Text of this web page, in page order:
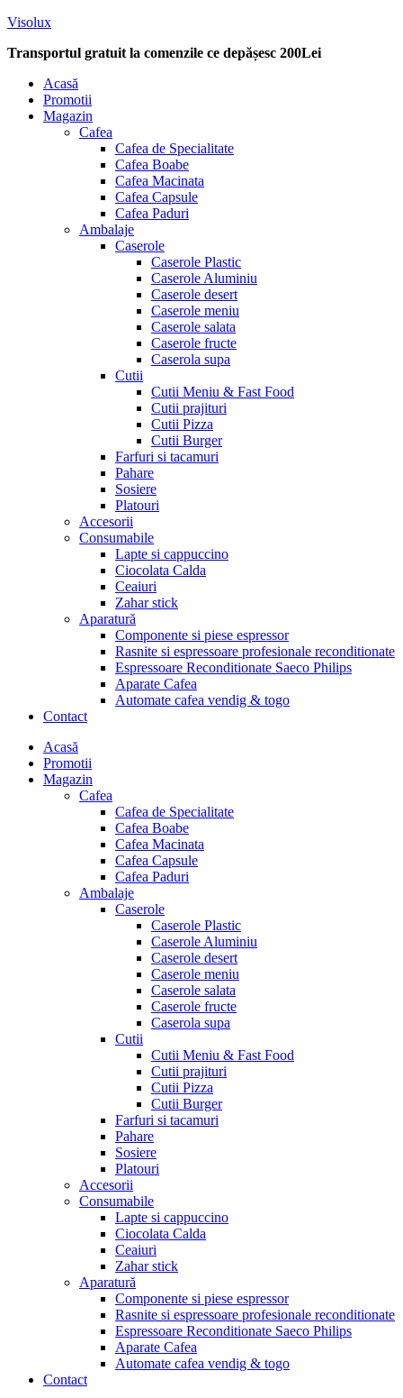
Visolux
Transportul gratuit la comenzile ce depășesc 200Lei
Menu
Acasă
Promotii
Magazin
Cafea
Cafea de Specialitate
Cafea Boabe
Cafea Macinata
Cafea Capsule
Cafea Paduri
Ambalaje
Caserole
Caserole Plastic
Caserole Aluminiu
Caserole desert
Caserole meniu
Caserole salata
Caserole fructe
Caserola supa
Cutii
Cutii Meniu & Fast Food
Cutii prajituri
Cutii Pizza
Cutii Burger
Farfuri si tacamuri
Pahare
Sosiere
Platouri
Accesorii
Consumabile
Lapte si cappuccino
Ciocolata Calda
Ceaiuri
Zahar stick
Aparatură
Componente si piese espressor
Rasnite si espressoare profesionale reconditionate
Espressoare Reconditionate Saeco Philips
Aparate Cafea
Automate cafea vendig & togo
Contact
Menu
Acasă
Promotii
Magazin
Cafea
Cafea de Specialitate
Cafea Boabe
Cafea Macinata
Cafea Capsule
Cafea Paduri
Ambalaje
Caserole
Caserole Plastic
Caserole Aluminiu
Caserole desert
Caserole meniu
Caserole salata
Caserole fructe
Caserola supa
Cutii
Cutii Meniu & Fast Food
Cutii prajituri
Cutii Pizza
Cutii Burger
Farfuri si tacamuri
Pahare
Sosiere
Platouri
Accesorii
Consumabile
Lapte si cappuccino
Ciocolata Calda
Ceaiuri
Zahar stick
Aparatură
Componente si piese espressor
Rasnite si espressoare profesionale reconditionate
Espressoare Reconditionate Saeco Philips
Aparate Cafea
Automate cafea vendig & togo
Contact